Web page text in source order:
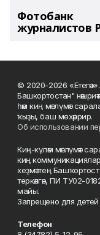
Фотобанк
журналистов
© 2020-2026
Башкортостан"
һәм киң мәғлүмәт
ҡыҙы, баш мөхәррир.
Об использовании
Киң-күләм мәғлүмәт
киң коммуникациялар
хеҙмәттең
теркәлгән, ПИ ТУ02-
майы.
Запрещено для детей
Телефон